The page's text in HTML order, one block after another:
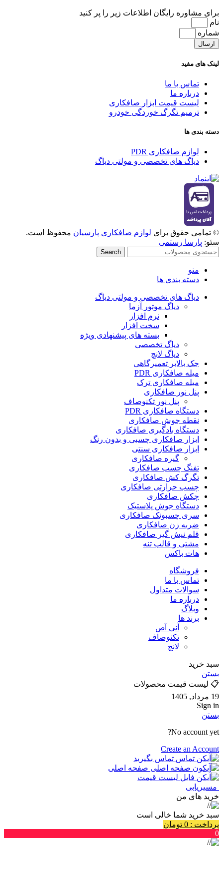
برای مشاوره رایگان اطلاعات زیر را پر کنید
نام
شماره
ارسال
لینک های مفید
تماس با ما
درباره ما
لیست قیمت ابزار صافکاری
ترمیم تگرگ خوردگی خودرو
دسته بندی ها
لوازم صافکاری PDR
دیاگ های تخصصی و مولتی دیاگ
© تمامی حقوق برای لوازم صافکاری پارسیان محفوظ است.
سئو: پارسا رستمی
Search
منو
دسته بندی ها
دیاگ های تخصصی و مولتی دیاگ
دیاگ موتور آزما
نرم افزار
سخت افزار
بسته های پیشنهادی ویژه
دیاگ تخصصی
دیاگ لانچ
جک بالابر تعمیرگاهی
میله صافکاری PDR
میله صافکاری ترک
پنل نور صافکاری
پنل نور تکنوصاف
دستگاه صافکاری PDR
نقطه جوش صافکاری
دستگاه بادگیری صافکاری
ابزار صافکاری چسبی و بدون رنگ
ابزار صافکاری سنتی
گیره صافکاری
تفنگ چسب صافکاری
تگرگ کش صافکاری
چسب حرارتی صافکاری
چکش صافکاری
دستگاه جوش پلاستیک
سری چسبونک صافکاری
ضربه زن صافکاری
قلم نیش گیر صافکاری
مشتی و قالب تنه
هات باکس
فروشگاه
تماس با ما
سوالات متداول
درباره ما
وبلاگ
برند ها
آنی آص
تکنوصاف
لانچ
سبد خرید
بستن
📋 لیست قیمت محصولات
19 مرداد, 1405
Sign in
بستن
No account yet?
Create an Account
تماس بگیرید
صفحه اصلی
لیست قیمت
مسیریابی
خرید های من
سبد خرید شما خالی است
پرداخت :
0 تومان
0